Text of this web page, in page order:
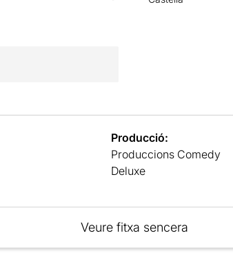
Producció:
Produccions Comedy
Deluxe
Veure fitxa sencera